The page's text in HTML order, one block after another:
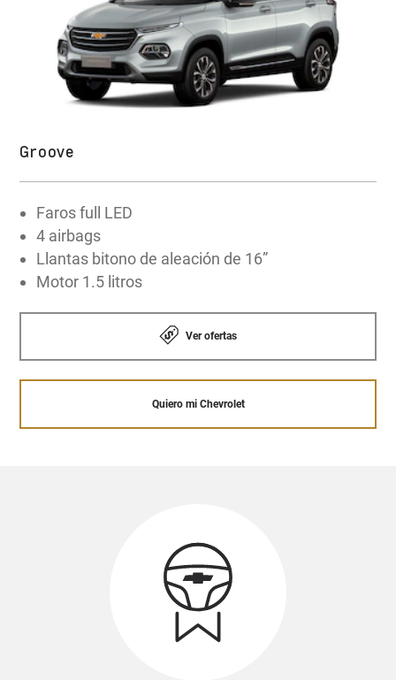
Groove
Faros full LED
4 airbags
Llantas bitono de aleación de 16”
Motor 1.5 litros
Ver ofertas
Quiero mi Chevrolet